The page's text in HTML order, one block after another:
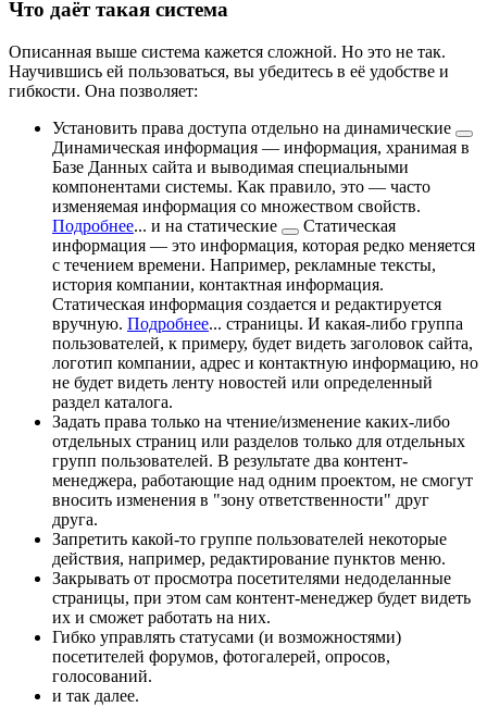
Что даёт такая система
Описанная выше система кажется сложной. Но это не так.
Научившись ей пользоваться, вы убедитесь в её удобстве и
гибкости. Она позволяет:
Установить права доступа отдельно на динамические
Динамическая информация — информация, хранимая в
Базе Данных сайта и выводимая специальными
компонентами системы. Как правило, это — часто
изменяемая информация со множеством свойств.
Подробнее... и на статические
Статическая
информация — это информация, которая редко меняется
с течением времени. Например, рекламные тексты,
история компании, контактная информация.
Статическая информация создается и редактируется
вручную. Подробнее... страницы. И какая-либо группа
пользователей, к примеру, будет видеть заголовок сайта,
логотип компании, адрес и контактную информацию, но
не будет видеть ленту новостей или определенный
раздел каталога.
Задать права только на чтение/изменение каких-либо
отдельных страниц или разделов только для отдельных
групп пользователей. В результате два контент-
менеджера, работающие над одним проектом, не смогут
вносить изменения в "зону ответственности" друг
друга.
Запретить какой-то группе пользователей некоторые
действия, например, редактирование пунктов меню.
Закрывать от просмотра посетителями недоделанные
страницы, при этом сам контент-менеджер будет видеть
их и сможет работать на них.
Гибко управлять статусами (и возможностями)
посетителей форумов, фотогалерей, опросов,
голосований.
и так далее.